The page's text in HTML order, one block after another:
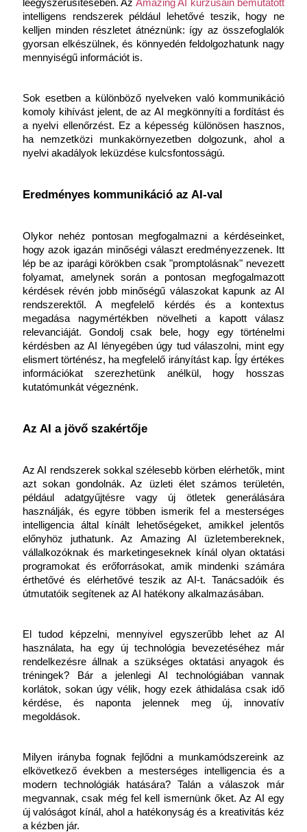
leegyszerűsítésében. Az Amazing AI kurzusain bemutatott
intelligens rendszerek például lehetővé teszik, hogy ne
kelljen minden részletet átnéznünk: így az összefoglalók
gyorsan elkészülnek, és könnyedén feldolgozhatunk nagy
mennyiségű információt is.
Sok esetben a különböző nyelveken való kommunikáció
komoly kihívást jelent, de az AI megkönnyíti a fordítást és
a nyelvi ellenőrzést. Ez a képesség különösen hasznos,
ha nemzetközi munkakörnyezetben dolgozunk, ahol a
nyelvi akadályok leküzdése kulcsfontosságú.
Eredményes kommunikáció az AI-val
Olykor nehéz pontosan megfogalmazni a kérdéseinket,
hogy azok igazán minőségi választ eredményezzenek. Itt
lép be az iparági körökben csak "promptolásnak" nevezett
folyamat, amelynek során a pontosan megfogalmazott
kérdések révén jobb minőségű válaszokat kapunk az AI
rendszerektől. A megfelelő kérdés és a kontextus
megadása nagymértékben növelheti a kapott válasz
relevanciáját. Gondolj csak bele, hogy egy történelmi
kérdésben az AI lényegében úgy tud válaszolni, mint egy
elismert történész, ha megfelelő irányítást kap. Így értékes
információkat szerezhetünk anélkül, hogy hosszas
kutatómunkát végeznénk.
Az AI a jövő szakértője
Az AI rendszerek sokkal szélesebb körben elérhetők, mint
azt sokan gondolnák. Az üzleti élet számos területén,
például adatgyűjtésre vagy új ötletek generálására
használják, és egyre többen ismerik fel a mesterséges
intelligencia által kínált lehetőségeket, amikkel jelentős
előnyhöz juthatunk. Az Amazing AI üzletembereknek,
vállalkozóknak és marketingeseknek kínál olyan oktatási
programokat és erőforrásokat, amik mindenki számára
érthetővé és elérhetővé teszik az AI-t. Tanácsadóik és
útmutatóik segítenek az AI hatékony alkalmazásában.
El tudod képzelni, mennyivel egyszerűbb lehet az AI
használata, ha egy új technológia bevezetéséhez már
rendelkezésre állnak a szükséges oktatási anyagok és
tréningek? Bár a jelenlegi AI technológiában vannak
korlátok, sokan úgy vélik, hogy ezek áthidalása csak idő
kérdése, és naponta jelennek meg új, innovatív
megoldások.
Milyen irányba fognak fejlődni a munkamódszereink az
elkövetkező években a mesterséges intelligencia és a
modern technológiák hatására? Talán a válaszok már
megvannak, csak még fel kell ismernünk őket. Az AI egy
új valóságot kínál, ahol a hatékonyság és a kreativitás kéz
a kézben jár.